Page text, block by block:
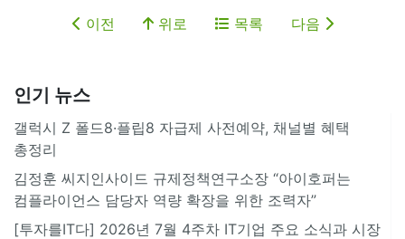
이전 위로 목록 다음
인기 뉴스
갤럭시 Z 폴드8·플립8 자급제 사전예약, 채널별 혜택
총정리
김정훈 씨지인사이드 규제정책연구소장 “아이호퍼는
컴플라이언스 담당자 역량 확장을 위한 조력자”
[투자를IT다] 2026년 7월 4주차 IT기업 주요 소식과 시장